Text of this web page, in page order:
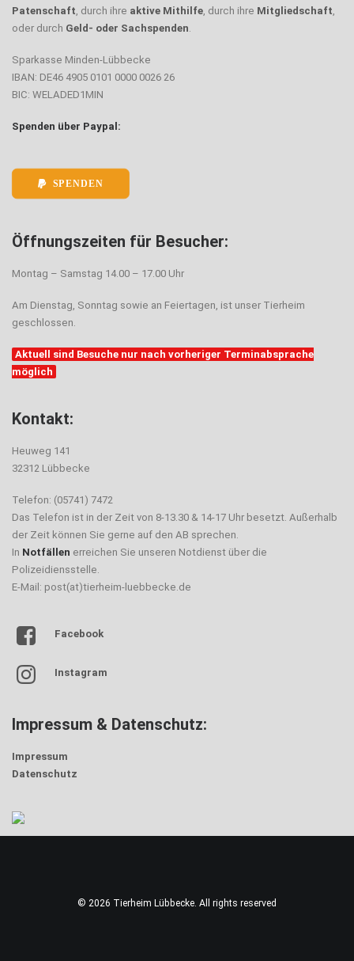
Patenschaft, durch ihre aktive Mithilfe, durch ihre Mitgliedschaft,
oder durch Geld- oder Sachspenden.
Sparkasse Minden-Lübbecke
IBAN: DE46 4905 0101 0000 0026 26
BIC: WELADED1MIN
Spenden über Paypal:
SPENDEN
Öffnungszeiten für Besucher:
Montag – Samstag 14.00 – 17.00 Uhr
Am Dienstag, Sonntag sowie an Feiertagen, ist unser Tierheim
geschlossen.
Aktuell sind Besuche nur nach vorheriger Terminabsprache
möglich
Kontakt:
Heuweg 141
32312 Lübbecke
Telefon: (05741) 7472
Das Telefon ist in der Zeit von 8-13.30 & 14-17 Uhr besetzt. Außerhalb
der Zeit können Sie gerne auf den AB sprechen.
In Notfällen erreichen Sie unseren Notdienst über die
Polizeidiensstelle.
E-Mail: post(at)tierheim-luebbecke.de
Facebook
Instagram
Impressum & Datenschutz:
Impressum
Datenschutz
© 2026 Tierheim Lübbecke. All rights reserved